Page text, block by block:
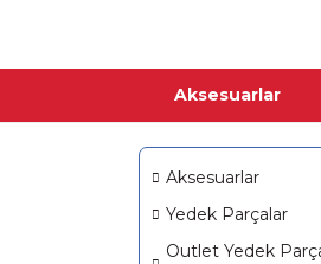
Aksesuarlar
Aksesuarlar
Yedek Parçalar
Outlet Yedek